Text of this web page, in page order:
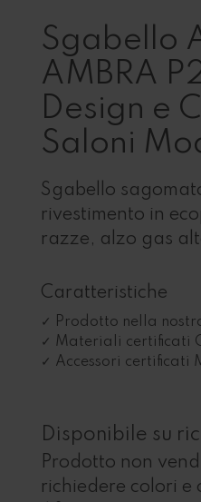
Sgabello
AMBRA
Design e
Saloni
Sgabello
rivestimento in
razze, alzo gas
Caratteristiche
Prodotto nella
Materiali certificati
Accessori certificati
Disponibile su
Prodotto non
richiedere colori e